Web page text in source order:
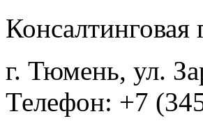
Консалтинговая
г. Тюмень, ул.
Телефон: +7